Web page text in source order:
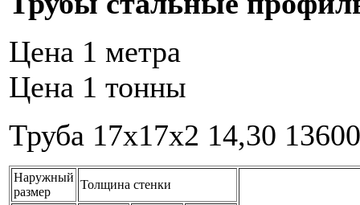
Цена 1 метра
Цена 1 тонны
Труба 17x17x2 14,30 13600
Наружный
размер
Толщина стенки